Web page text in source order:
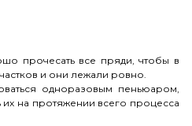
прочесать все пряди, чтобы в
и они лежали ровно.
одноразовым пеньюаром,
их на протяжении всего процесса